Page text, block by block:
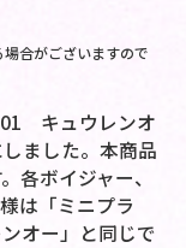
合がございますので
01 キュウレンオ
ました。本商品
各ボイジャー、
は「ミニプラ
オー」と同じで